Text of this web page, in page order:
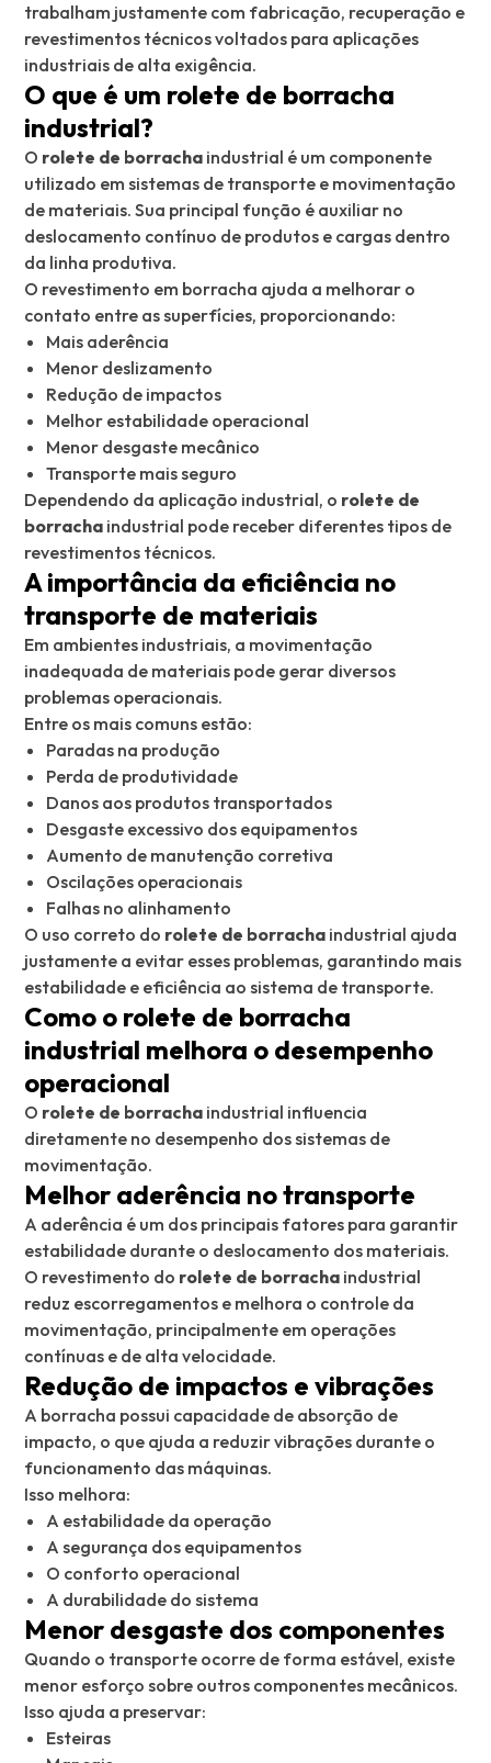
trabalham justamente com fabricação, recuperação e
revestimentos técnicos voltados para aplicações
industriais de alta exigência.
O que é um rolete de borracha
industrial?
O rolete de borracha industrial é um componente
utilizado em sistemas de transporte e movimentação
de materiais. Sua principal função é auxiliar no
deslocamento contínuo de produtos e cargas dentro
da linha produtiva.
O revestimento em borracha ajuda a melhorar o
contato entre as superfícies, proporcionando:
Mais aderência
Menor deslizamento
Redução de impactos
Melhor estabilidade operacional
Menor desgaste mecânico
Transporte mais seguro
Dependendo da aplicação industrial, o rolete de
borracha industrial pode receber diferentes tipos de
revestimentos técnicos.
A importância da eficiência no
transporte de materiais
Em ambientes industriais, a movimentação
inadequada de materiais pode gerar diversos
problemas operacionais.
Entre os mais comuns estão:
Paradas na produção
Perda de produtividade
Danos aos produtos transportados
Desgaste excessivo dos equipamentos
Aumento de manutenção corretiva
Oscilações operacionais
Falhas no alinhamento
O uso correto do rolete de borracha industrial ajuda
justamente a evitar esses problemas, garantindo mais
estabilidade e eficiência ao sistema de transporte.
Como o rolete de borracha
industrial melhora o desempenho
operacional
O rolete de borracha industrial influencia
diretamente no desempenho dos sistemas de
movimentação.
Melhor aderência no transporte
A aderência é um dos principais fatores para garantir
estabilidade durante o deslocamento dos materiais.
O revestimento do rolete de borracha industrial
reduz escorregamentos e melhora o controle da
movimentação, principalmente em operações
contínuas e de alta velocidade.
Redução de impactos e vibrações
A borracha possui capacidade de absorção de
impacto, o que ajuda a reduzir vibrações durante o
funcionamento das máquinas.
Isso melhora:
A estabilidade da operação
A segurança dos equipamentos
O conforto operacional
A durabilidade do sistema
Menor desgaste dos componentes
Quando o transporte ocorre de forma estável, existe
menor esforço sobre outros componentes mecânicos.
Isso ajuda a preservar:
Esteiras